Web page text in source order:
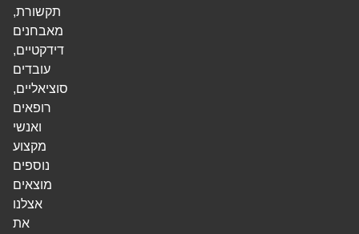
תקשורת,
מאבחנים
דידקטיים,
עובדים
סוציאליים,
רופאים
ואנשי
מקצוע
נוספים
מוצאים
אצלנו
את